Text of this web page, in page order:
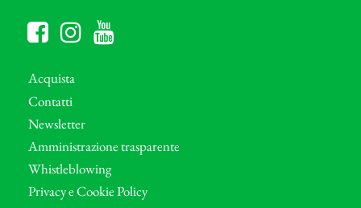
Acquista
Contatti
Newsletter
Amministrazione trasparente
Whistleblowing
Privacy e Cookie Policy